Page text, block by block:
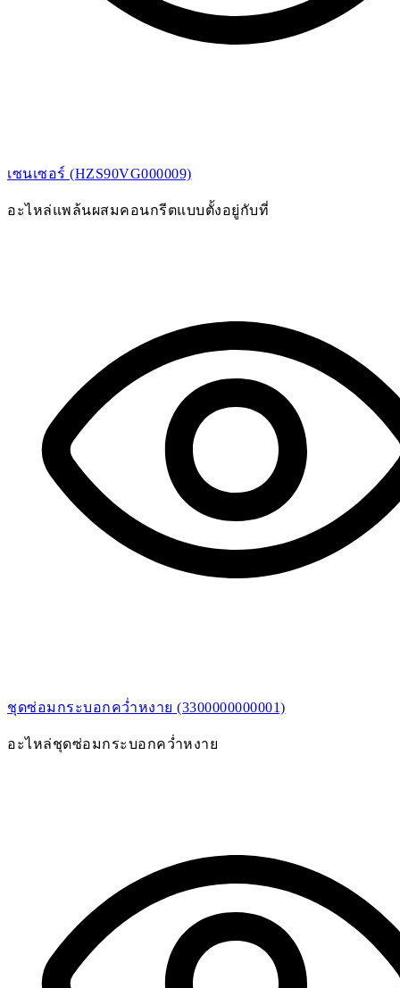
เซนเซอร์ (HZS90VG000009)
อะไหล่แพล้นผสมคอนกรีตแบบตั้งอยู่กับที่
ชุดซ่อมกระบอกคว่ำหงาย (3300000000001)
อะไหล่ชุดซ่อมกระบอกคว่ำหงาย